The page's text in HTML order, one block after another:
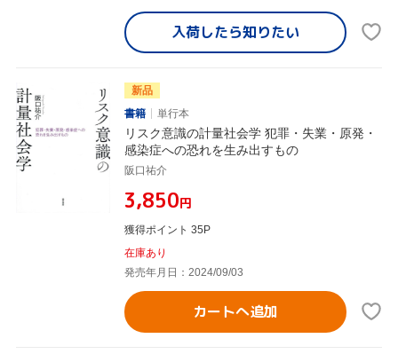
入荷したら知りたい
新品
書籍
単行本
リスク意識の計量社会学 犯罪・失業・原発・
感染症への恐れを生み出すもの
阪口祐介
¥3,850円
獲得ポイント 35P
在庫あり
発売年月日：2024/09/03
カートへ追加